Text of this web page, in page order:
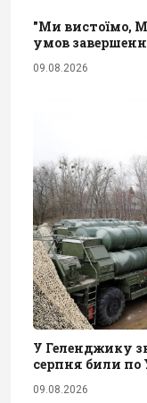
"Ми вистоїмо,
умов
09.08.2026
У Геленджику
серпня били по
09.08.2026